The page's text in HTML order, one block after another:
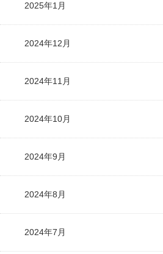
2025年1月
2024年12月
2024年11月
2024年10月
2024年9月
2024年8月
2024年7月